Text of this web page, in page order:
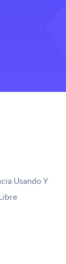
Usando Y